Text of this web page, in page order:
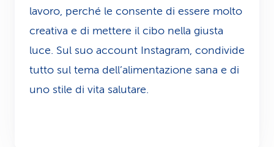
lavoro, perché le consente di essere molto
creativa e di mettere il cibo nella giusta
luce. Sul suo account Instagram, condivide
tutto sul tema dell’alimentazione sana e di
uno stile di vita salutare.